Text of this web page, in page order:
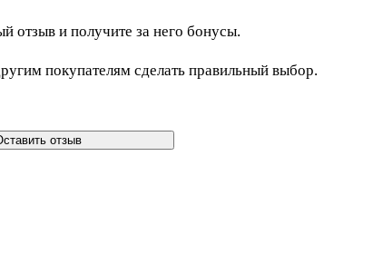
отзыв и получите за него бонусы.
покупателям сделать правильный выбор.
отзыв